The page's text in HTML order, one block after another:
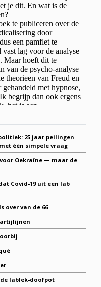
25 jaar peilingen
één simpele vraag
Oekraïne — maar de
Covid-19 uit een lab
over van de 66
lablek-doofpot